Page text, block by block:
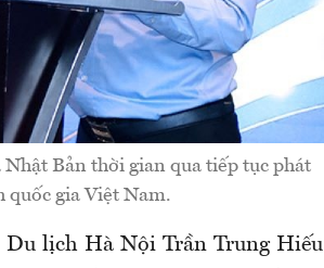
Bản thời gian qua tiếp tục phát
gia Việt Nam.
Du lịch Hà Nội Trần Trung Hiếu